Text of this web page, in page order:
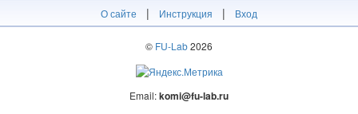
О сайте | Инструкция | Вход
© FU-Lab2026
Email:komi@fu-lab.ru